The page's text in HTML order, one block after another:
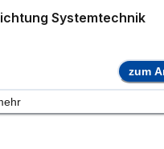
Systemtechnik
zum